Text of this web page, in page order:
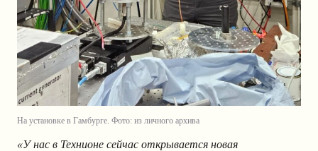
На установке в Гамбурге. Фото: из личного архива
«У нас в Технионе сейчас открывается новая